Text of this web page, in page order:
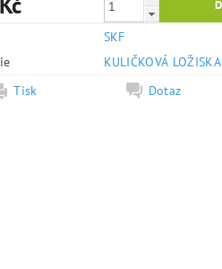
SKF
KULIČKOVÁ LOŽISKA
Tisk
Dotaz